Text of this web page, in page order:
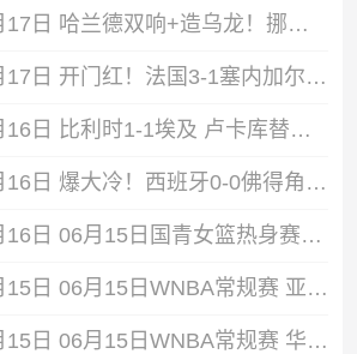
2026年06月17日 哈兰德双响+造乌龙！挪威4-1伊拉克取开门红 亚足联球队本届首败
2026年06月17日 开门红！法国3-1塞内加尔 姆巴佩双响成法国队史射手王奥利塞助攻
2026年06月16日 比利时1-1埃及 卢卡库替补22秒造乌龙，阿舒尔建功德布劳内中柱
2026年06月16日 爆大冷！西班牙0-0佛得角 18岁亚马尔首秀40岁门将沃齐尼亚神表现
2026年06月16日 06月15日国青女篮热身赛富顺站 中国U17女篮 76 - 62 伏伊伏丁那女篮 全场集锦
2026年06月15日 06月15日WNBA常规赛 亚特兰大梦想102-77多伦多节奏 全场集锦
2026年06月15日 06月15日WNBA常规赛 华盛顿神秘人64-86纽约自由人 全场集锦